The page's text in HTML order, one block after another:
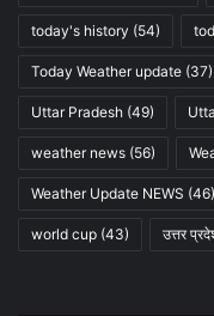
today's history (54)
Today Weather update (37)
Uttar Pradesh (49)
weather news (56)
Weather Update NEWS (46)
world cup (43) उत्तर